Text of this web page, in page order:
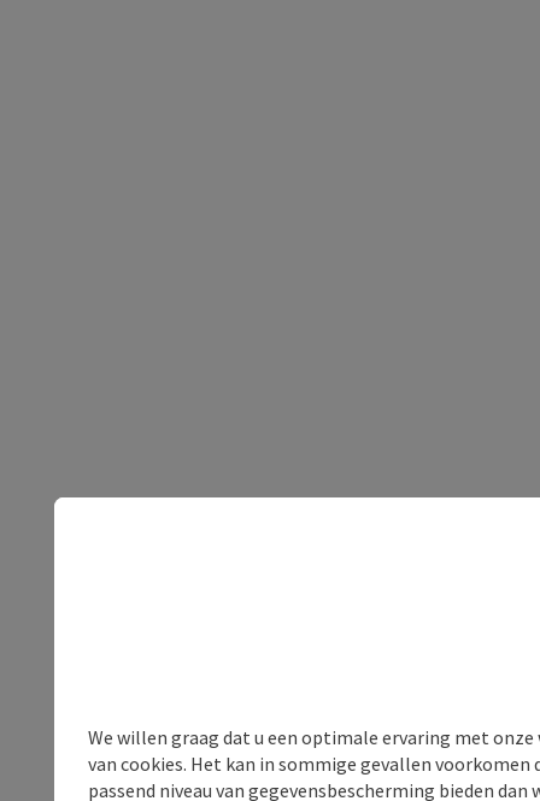
We willen graag dat u een optimale ervaring met
van cookies. Het kan in sommige gevallen voorkomen
passend niveau van gegevensbescherming bieden